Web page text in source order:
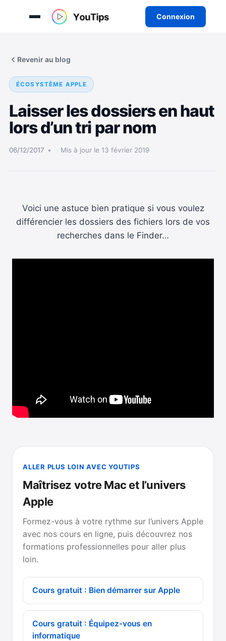
Connexion
Revenir au blog
ÉCOSYSTÈME APPLE
Laisser les dossiers en haut
lors d’un tri par nom
06/12/2017 Mis à jour le 13 février 2019
Voici une astuce bien pratique si vous voulez
différencier les dossiers des fichiers lors de vos
recherches dans le Finder…
ALLER PLUS LOIN AVEC YOUTIPS
Maîtrisez votre Mac et l’univers
Apple
Formez-vous à votre rythme sur l’univers Apple
avec nos cours en ligne, puis découvrez nos
formations professionnelles pour aller plus
loin.
Cours gratuit : Bien démarrer sur Apple
Cours gratuit : Équipez-vous en
informatique